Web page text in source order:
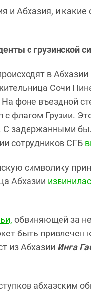
и Абхазия, и
с грузинской
в
Сочи
фоне въездной
флагом Грузии.
задержанными
сотрудников СГБ
символику
Абхазии
обвиняющей за
быть привлечен
из Абхазии Инга
абхазским